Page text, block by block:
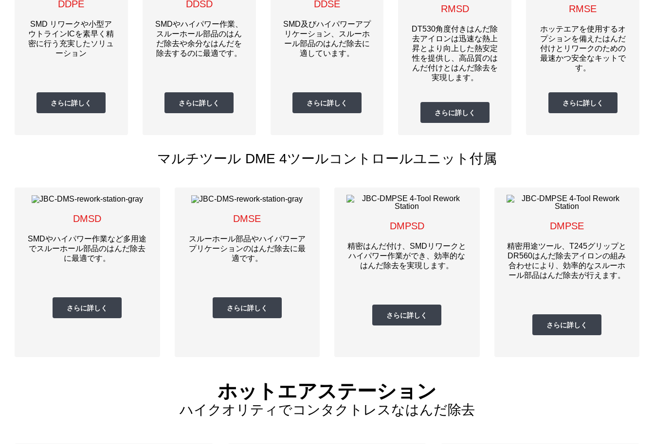
DDPE
SMD リワークや小型ア
ウトラインICを素早く精
密に行う充実したソリュ
ーション
さらに詳しく
DDSD
SMDやハイパワー作業、
スルーホール部品のはん
だ除去や余分なはんだを
除去するのに最適です。
さらに詳しく
DDSE
SMD及びハイパワーアプ
リケーション、スルーホ
ール部品のはんだ除去に
適しています。
さらに詳しく
RMSD
DT530角度付きはんだ除
去アイロンは迅速な熱上
昇とより向上した熱安定
性を提供し、高品質のは
んだ付けとはんだ除去を
実現します。
さらに詳しく
RMSE
ホッテエアを使用するオ
プションを備えたはんだ
付けとリワークのための
最速かつ安全なキットで
す。
さらに詳しく
マルチツール DME 4ツールコントロールユニット付属
DMSD
SMDやハイパワー作業など多用途
でスルーホール部品のはんだ除去
に最適です。
さらに詳しく
DMSE
スルーホール部品やハイパワーア
プリケーションのはんだ除去に最
適です。
さらに詳しく
DMPSD
精密はんだ付け、SMDリワークと
ハイパワー作業ができ、効率的な
はんだ除去を実現します。
さらに詳しく
DMPSE
精密用途ツール、T245グリップと
DR560はんだ除去アイロンの組み
合わせにより、効率的なスルーホ
ール部品はんだ除去が行えます。
さらに詳しく
ホットエアステーション
ハイクオリティでコンタクトレスなはんだ除去